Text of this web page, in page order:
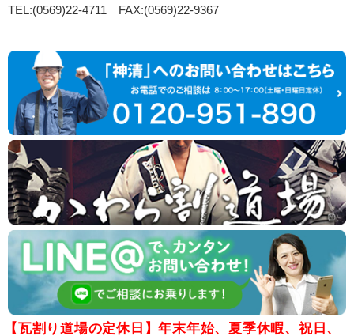
TEL:(0569)22-4711 FAX:(0569)22-9367
【瓦割り道場の定休日】年末年始、夏季休暇、祝日、